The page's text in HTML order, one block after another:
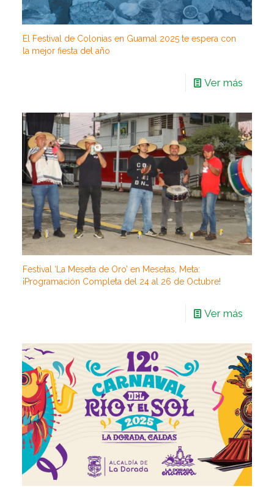
El Festival de Colonias en Guamal 2025 te espera con
la mejor fiesta del año
Ver más
Festival ‘La Meseta de Oro’ en Mesetas, Meta:
¡Programación Completa del 24 al 26 de Octubre!
Ver más